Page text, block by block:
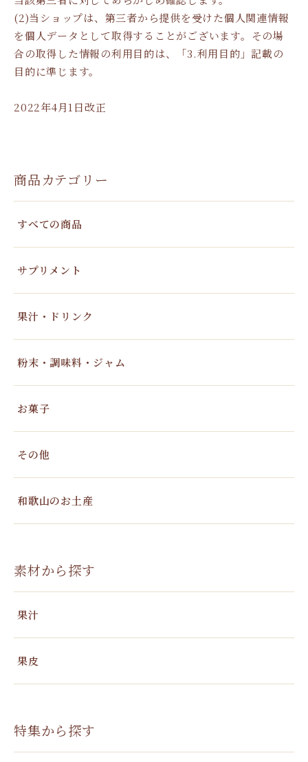
(2)当ショップは、第三者から提供を受けた個人関連情報
を個人データとして取得することがございます。その場
合の取得した情報の利用目的は、「3.利用目的」記載の
目的に準じます。
2022年4月1日改正
商品カテゴリー
すべての商品
サプリメント
果汁・ドリンク
粉末・調味料・ジャム
お菓子
その他
和歌山のお土産
素材から探す
果汁
果皮
特集から探す